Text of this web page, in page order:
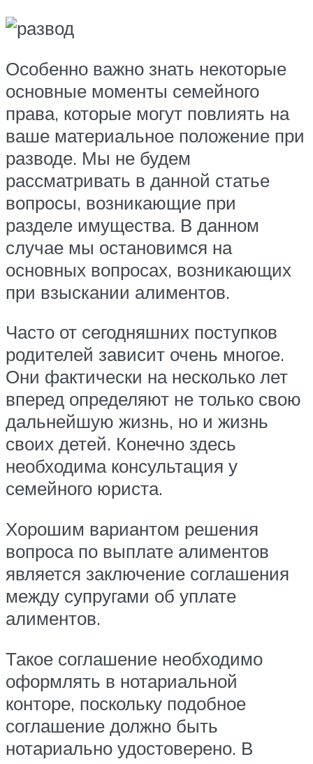
Особенно важно знать некоторые
основные моменты семейного
права, которые могут повлиять на
ваше материальное положение при
разводе. Мы не будем
рассматривать в данной статье
вопросы, возникающие при
разделе имущества. В данном
случае мы остановимся на
основных вопросах, возникающих
при взыскании алиментов.
Часто от сегодняшних поступков
родителей зависит очень многое.
Они фактически на несколько лет
вперед определяют не только свою
дальнейшую жизнь, но и жизнь
своих детей. Конечно здесь
необходима консультация у
семейного юриста.
Хорошим вариантом решения
вопроса по выплате алиментов
является заключение соглашения
между супругами об уплате
алиментов.
Такое соглашение необходимо
оформлять в нотариальной
конторе, поскольку подобное
соглашение должно быть
нотариально удостоверено. В